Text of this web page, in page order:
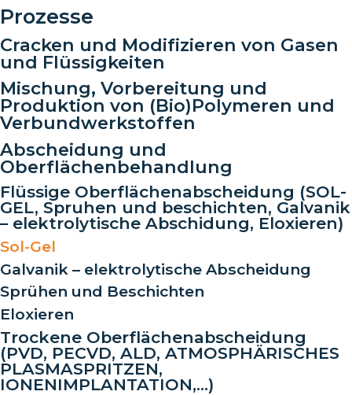
Prozesse
Cracken und Modifizieren von Gasen
und Flüssigkeiten
Mischung, Vorbereitung und
Produktion von (Bio)Polymeren und
Verbundwerkstoffen
Abscheidung und
Oberflächenbehandlung
Flüssige Oberflächenabscheidung (SOL-
GEL, Spruhen und beschichten, Galvanik
– elektrolytische Abschidung, Eloxieren)
Sol-Gel
Galvanik – elektrolytische Abscheidung
Sprühen und Beschichten
Eloxieren
Trockene Oberflächenabscheidung
(PVD, PECVD, ALD, ATMOSPHÄRISCHES
PLASMASPRITZEN,
IONENIMPLANTATION,…)